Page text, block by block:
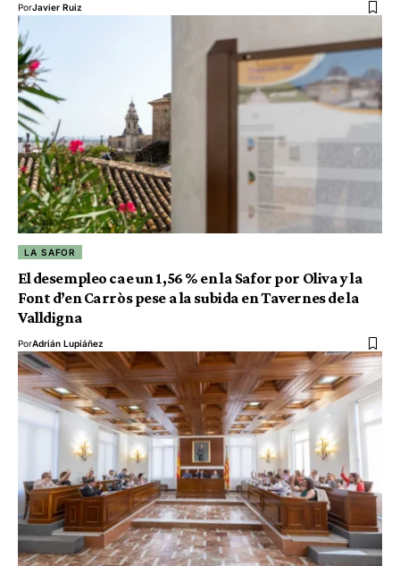
PorJavier Ruiz
LA SAFOR
El desempleo cae un 1,56 % en la Safor por Oliva y la
Font d’en Carròs pese a la subida en Tavernes de la
Valldigna
PorAdrián Lupiáñez